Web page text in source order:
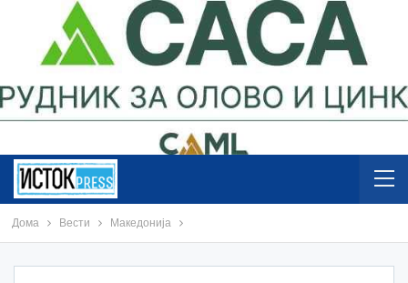
Дома Вести Македонија